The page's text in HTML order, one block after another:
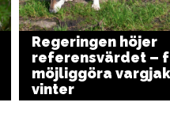
Regeringen höjer
referensvärdet –
möjliggöra
vinter